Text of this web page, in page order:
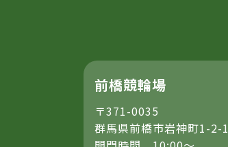
前橋競輪場
〒371-0035
群馬県前橋市岩神町1-2-1